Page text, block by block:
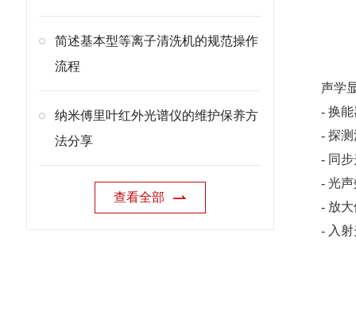
简述基本型等离子清洗机的规范操作
流程
纳米傅里叶红外光谱仪的维护保养方
法分享
查看全部
声学
- 换
- 探
- 同
- 光
- 放大
- 入